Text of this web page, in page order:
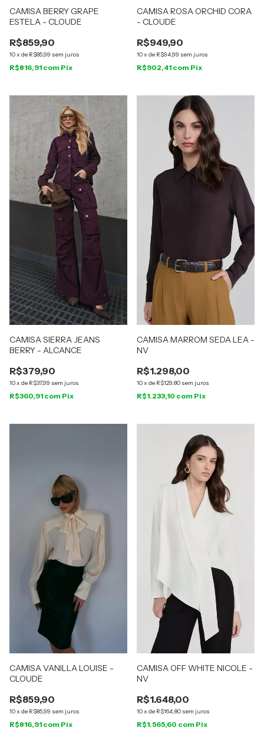
CAMISA BERRY GRAPE
ESTELA - CLOUDE
R$859,90
10x de R$85,99 sem juros
R$816,91 com Pix
CAMISA ROSA ORCHID CORA
- CLOUDE
R$949,90
10x de R$94,99 sem juros
R$902,41 com Pix
CAMISA SIERRA JEANS
BERRY - ALCANCE
R$379,90
10x de R$37,99 sem juros
R$360,91 com Pix
CAMISA MARROM SEDA LEA -
NV
R$1.298,00
10x de R$129,80 sem juros
R$1.233,10 com Pix
CAMISA VANILLA LOUISE -
CLOUDE
R$859,90
10x de R$85,99 sem juros
R$816,91 com Pix
CAMISA OFF WHITE NICOLE -
NV
R$1.648,00
10x de R$164,80 sem juros
R$1.565,60 com Pix